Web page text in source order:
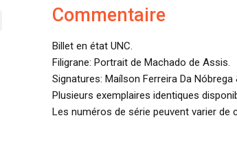
Commentaire
Billet en état UNC.
Filigrane: Portrait de Machado de Assis.
Signatures: Maílson Ferreira Da
Plusieurs exemplaires identiques
Les numéros de série peuvent varier de